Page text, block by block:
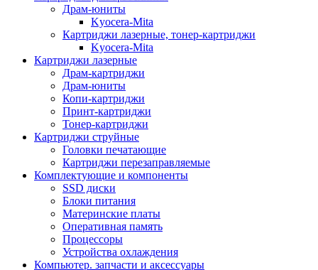
Драм-юниты
Kyocera-Mita
Картриджи лазерные, тонер-картриджи
Kyocera-Mita
Картриджи лазерные
Драм-картриджи
Драм-юниты
Копи-картриджи
Принт-картриджи
Тонер-картриджи
Картриджи струйные
Головки печатающие
Картриджи перезаправляемые
Комплектующие и компоненты
SSD диски
Блоки питания
Материнские платы
Оперативная память
Процессоры
Устройства охлаждения
Компьютер. запчасти и аксессуары